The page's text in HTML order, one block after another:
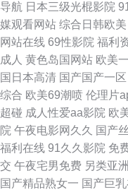
在线观看蜜臀 伊人东京热久
色图网址 91视频国产精品观
热 国产TS伪娘 四虎AV在线
乱鲁 日日色天堂 99视频大香
妻一区二区 精品国产自 宅
导航 日本三级光棍影院
媒观看网站 综合日韩欧美
网站在线 69性影院 福利
成人 黄色岛国网站 欧美
国日本高清 国产国产一区
综合 欧美69潮喷 伦理片
超碰 成人性爱aa影院 欧
院 午夜电影网久久 国产
福利在线 91久久影院 免
交 午夜宅男免费 另类亚
国产精品熟女一 国产巨